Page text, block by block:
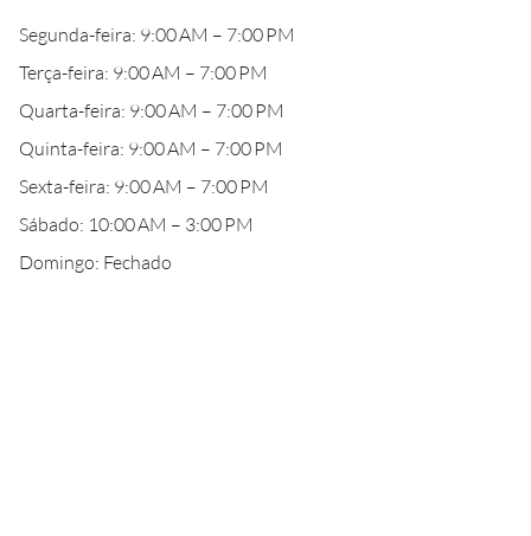
Segunda-feira: 9:00 AM – 7:00 PM
Terça-feira: 9:00 AM – 7:00 PM
Quarta-feira: 9:00 AM – 7:00 PM
Quinta-feira: 9:00 AM – 7:00 PM
Sexta-feira: 9:00 AM – 7:00 PM
Sábado: 10:00 AM – 3:00 PM
Domingo: Fechado